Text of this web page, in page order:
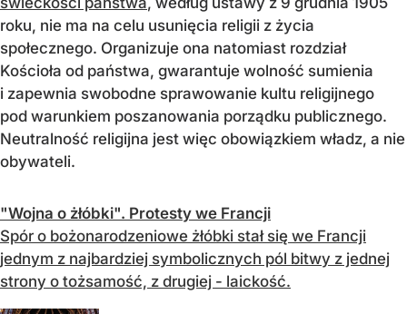
roku, nie ma na celu usunięcia religii z życia
społecznego. Organizuje ona natomiast rozdział
Kościoła od państwa, gwarantuje wolność sumienia
i zapewnia swobodne sprawowanie kultu religijnego
pod warunkiem poszanowania porządku publicznego.
Neutralność religijna jest więc obowiązkiem władz, a nie
obywateli.
"Wojna o żłóbki". Protesty we Francji
Spór o bożonarodzeniowe żłóbki stał się we Francji
jednym z najbardziej symbolicznych pól bitwy z jednej
strony o tożsamość, z drugiej - laickość.